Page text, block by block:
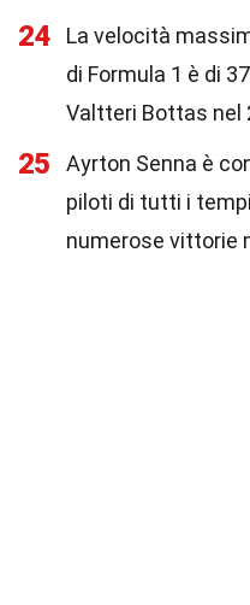
24
La velocità
di Formula 1 è di
Valtteri Bottas nel
25
Ayrton Senna è
piloti di tutti i
numerose vittorie